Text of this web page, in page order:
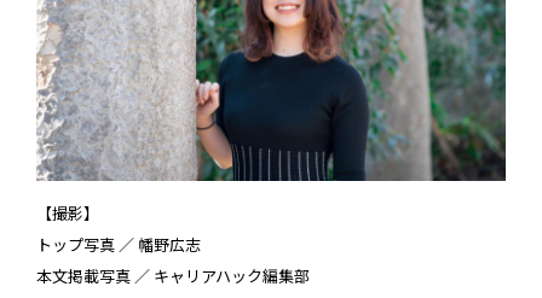
【撮影】
トップ写真 ／ 幡野広志
本文掲載写真 ／ キャリアハック編集部